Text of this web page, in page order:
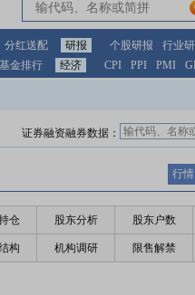
分红送配 研报 个股研报 行业
基金排行 经济 CPI PPI PMI
证券融资融券数据：
行情
仓 股东分析 股东户数
构 机构调研 限售解禁